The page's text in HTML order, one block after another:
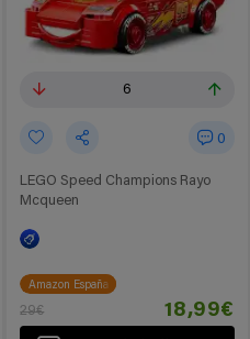
6
0
LEGO Speed Champions Rayo
Mcqueen
Amazon España
29€ 18,99€